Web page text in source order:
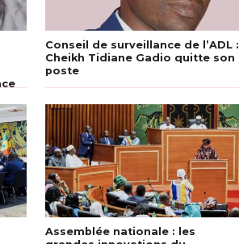
Conseil de surveillance de l’ADL :
Cheikh Tidiane Gadio quitte son
poste
Assemblée nationale : les